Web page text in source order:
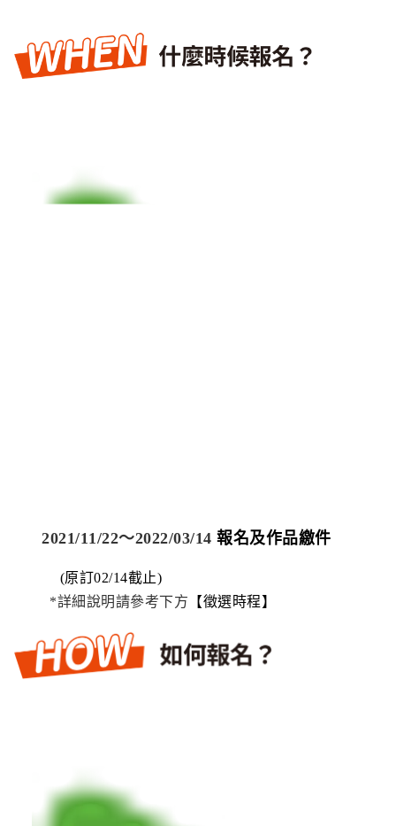
2021/11/22～2022/03/14 報名及作品繳件
(原訂02/14截止)
*詳細說明請參考下方 【徵選時程】